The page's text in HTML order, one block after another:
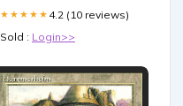
★★★★★ 4.2 (10 reviews)
Sold : Login>>